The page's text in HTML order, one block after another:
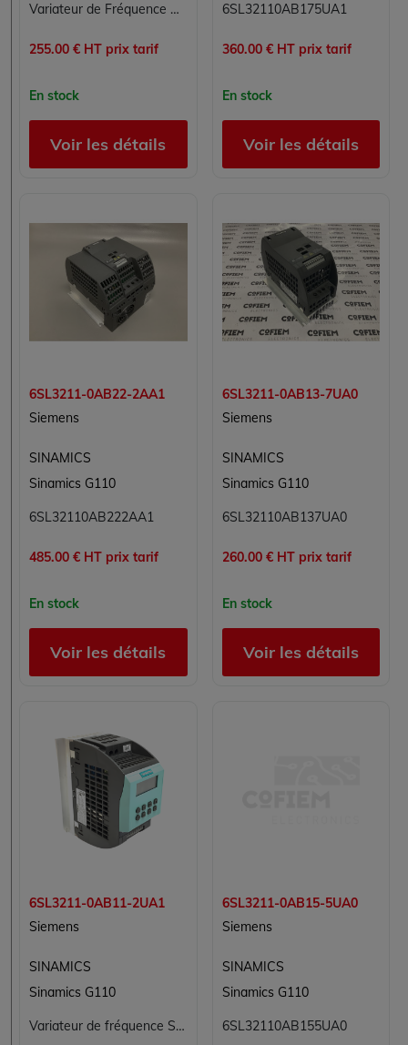
Variateur de Fréquence SIEMENS 6SL3211-0AB17-5BA1 pour Applications Industrielles
255.00 € HT prix tarif
En stock
Voir les détails
6SL32110AB175UA1
360.00 € HT prix tarif
En stock
Voir les détails
6SL3211-0AB22-2AA1
Siemens
SINAMICS
Sinamics G110
6SL32110AB222AA1
485.00 € HT prix tarif
En stock
Voir les détails
6SL3211-0AB13-7UA0
Siemens
SINAMICS
Sinamics G110
6SL32110AB137UA0
260.00 € HT prix tarif
En stock
Voir les détails
6SL3211-0AB11-2UA1
Siemens
SINAMICS
Sinamics G110
Variateur de fréquence Siemens SINAMICS G110 6SL3211-0AB11-2UA1 - 0,12 kW, 1AC 200-240 V, analogique, IP20
6SL3211-0AB15-5UA0
Siemens
SINAMICS
Sinamics G110
6SL32110AB155UA0